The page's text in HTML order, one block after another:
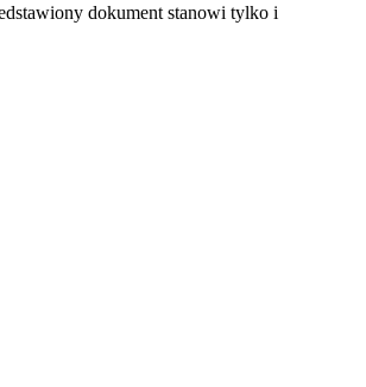
dokument stanowi tylko i